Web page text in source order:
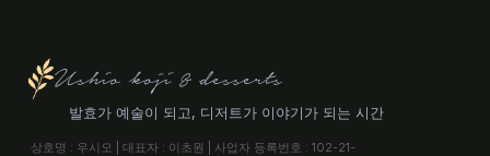
Ushio koji & desserts
발효가 예술이 되고, 디저트가 이야기가 되는 시간
상호명 : 우시오 | 대표자 : 이초원 | 사업자 등록번호 : 102-21-